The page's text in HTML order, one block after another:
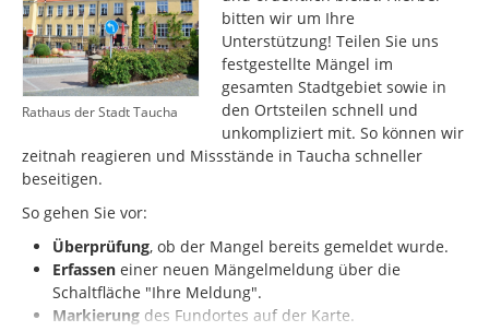
Rathaus der Stadt Taucha
bitten wir um Ihre
Unterstützung! Teilen Sie uns
festgestellte Mängel im
gesamten Stadtgebiet sowie in
den Ortsteilen schnell und
unkompliziert mit. So können wir
zeitnah reagieren und Missstände in Taucha schneller
beseitigen.
So gehen Sie vor:
Überprüfung, ob der Mangel bereits gemeldet wurde.
Erfassen einer neuen Mängelmeldung über die
Schaltfläche "Ihre Meldung".
Markierung des Fundortes auf der Karte.